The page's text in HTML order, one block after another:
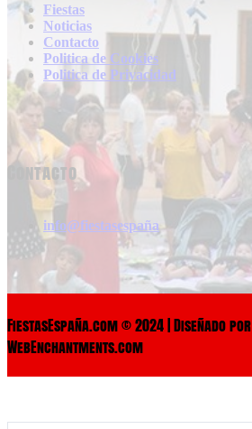
Fiestas
Noticias
Contacto
Politica de Cookies
Politica de Privacidad
Contacto
info@fiestasespaña
FiestasEspaña.com © 2024 | Diseñado por
WebEnchantments.com